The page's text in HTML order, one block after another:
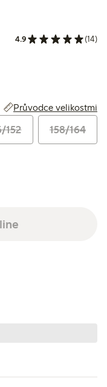
4.9 (14)
Průvodce velikostmi
152 158/164